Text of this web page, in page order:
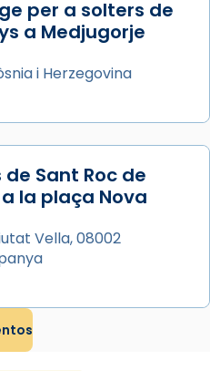
per a solters de
a Medjugorje
i Herzegovina
de Sant Roc de
la plaça Nova
Vella, 08002